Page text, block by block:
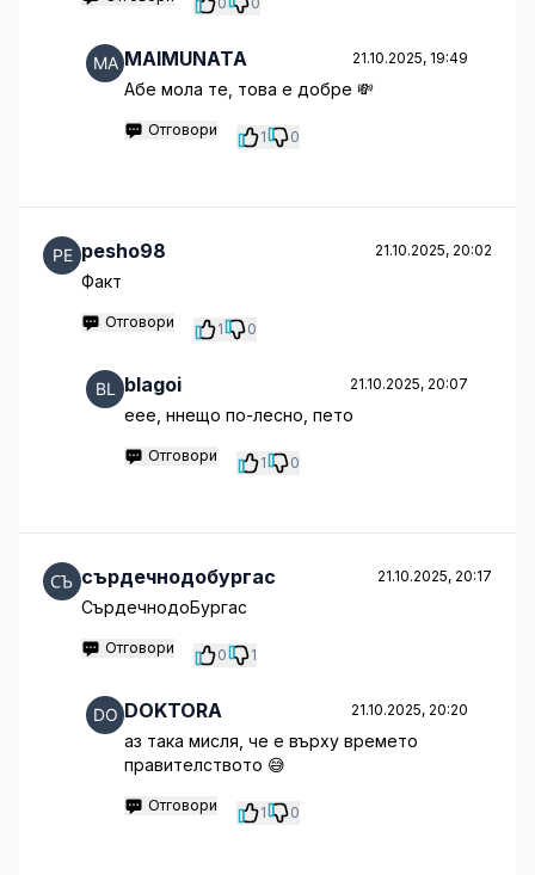
MAIMUNATA 21.10.2025, 19:49
Абе мола те, това е добре 💸
Отговори 1 0
pesho98 21.10.2025, 20:02
Факт
Отговори 1 0
blagoi 21.10.2025, 20:07
eee, ннещо по-лесно, пето
Отговори 1 0
сърдечнодобургас 21.10.2025, 20:17
СърдечнодоБургас
Отговори 0 1
DOKTORA 21.10.2025, 20:20
аз така мисля, че е върху времето
правителството 😅
Отговори 1 0